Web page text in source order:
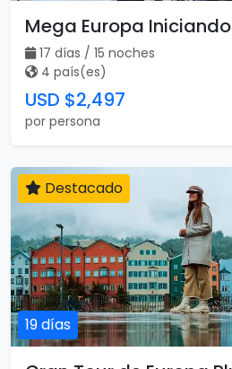
Mega Europa
17 días / 15 noches
4 país(es)
USD $2,497
por persona
19 días
Destacado